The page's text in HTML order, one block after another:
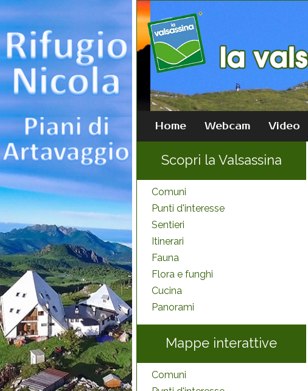
Home Webcam Video
Scopri la Valsassina
Comuni
Punti d'interesse
Sentieri
Itinerari
Fauna
Flora e funghi
Cucina
Panorami
Mappe interattive
Comuni